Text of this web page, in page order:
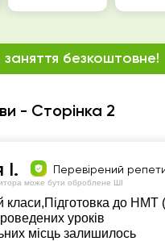
- Сторінка 2
Перевірений
може бути оброблене ШІ
класи,Підготовка до НМТ
уроків
місць залишилось
безкоштовне!